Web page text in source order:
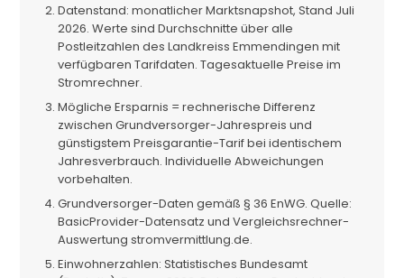
Datenstand: monatlicher Marktsnapshot, Stand Juli
2026. Werte sind Durchschnitte über alle
Postleitzahlen des Landkreiss Emmendingen mit
verfügbaren Tarifdaten. Tagesaktuelle Preise im
Stromrechner.
Mögliche Ersparnis = rechnerische Differenz
zwischen Grundversorger-Jahrespreis und
günstigstem Preisgarantie-Tarif bei identischem
Jahresverbrauch. Individuelle Abweichungen
vorbehalten.
Grundversorger-Daten gemäß § 36 EnWG. Quelle:
BasicProvider-Datensatz und Vergleichsrechner-
Auswertung stromvermittlung.de.
Einwohnerzahlen: Statistisches Bundesamt